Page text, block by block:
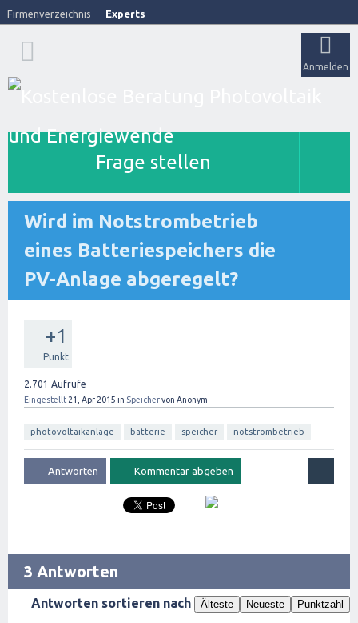
Firmenverzeichnis Experts
Anmelden
Frage stellen
Wird im Notstrombetrieb
eines Batteriespeichers die
PV-Anlage abgeregelt?
+1
Punkt
2.701 Aufrufe
Eingestellt 21, Apr 2015 in Speichervon Anonym
photovoltaikanlage batterie speicher notstrombetrieb
3 Antworten
Antworten sortieren nach Älteste Neueste Punktzahl